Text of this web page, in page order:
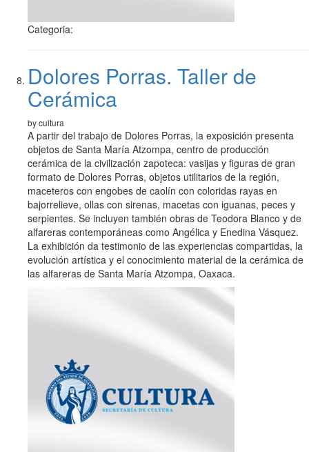
Categoria:
Dolores Porras. Taller de
Cerámica
by cultura
A partir del trabajo de Dolores Porras, la exposición presenta
objetos de Santa María Atzompa, centro de producción
cerámica de la civilización zapoteca: vasijas y figuras de gran
formato de Dolores Porras, objetos utilitarios de la región,
maceteros con engobes de caolín con coloridas rayas en
bajorrelieve, ollas con sirenas, macetas con iguanas, peces y
serpientes. Se incluyen también obras de Teodora Blanco y de
alfareras contemporáneas como Angélica y Enedina Vásquez.
La exhibición da testimonio de las experiencias compartidas, la
evolución artística y el conocimiento material de la cerámica de
las alfareras de Santa María Atzompa, Oaxaca.